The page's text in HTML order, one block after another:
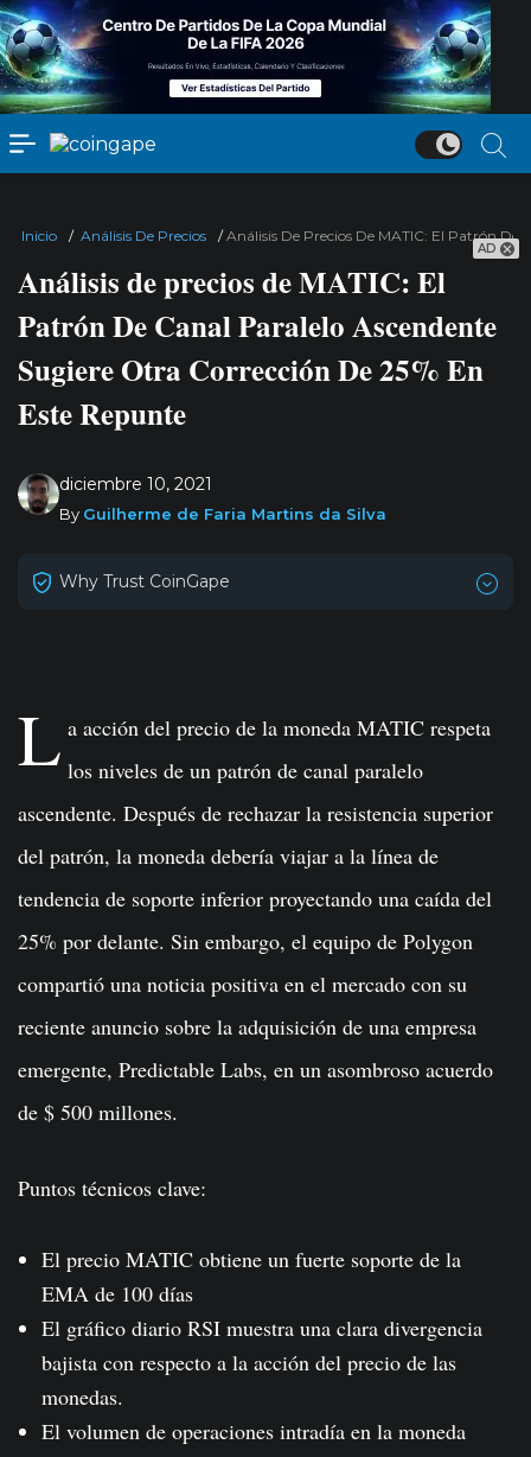
AD
Inicio / Análisis De Precios /Análisis De Precios De MATIC: El Patrón De
Análisis de precios de MATIC: El
Patrón De Canal Paralelo Ascendente
Sugiere Otra Corrección De 25% En
Este Repunte
diciembre 10, 2021
By Guilherme de Faria Martins da Silva
Why Trust CoinGape
L a acción del precio de la moneda MATIC respeta
los niveles de un patrón de canal paralelo
ascendente. Después de rechazar la resistencia superior
del patrón, la moneda debería viajar a la línea de
tendencia de soporte inferior proyectando una caída del
25% por delante. Sin embargo, el equipo de Polygon
compartió una noticia positiva en el mercado con su
reciente anuncio sobre la adquisición de una empresa
emergente, Predictable Labs, en un asombroso acuerdo
de $ 500 millones.
Puntos técnicos clave:
El precio MATIC obtiene un fuerte soporte de la
EMA de 100 días
El gráfico diario RSI muestra una clara divergencia
bajista con respecto a la acción del precio de las
monedas.
El volumen de operaciones intradía en la moneda